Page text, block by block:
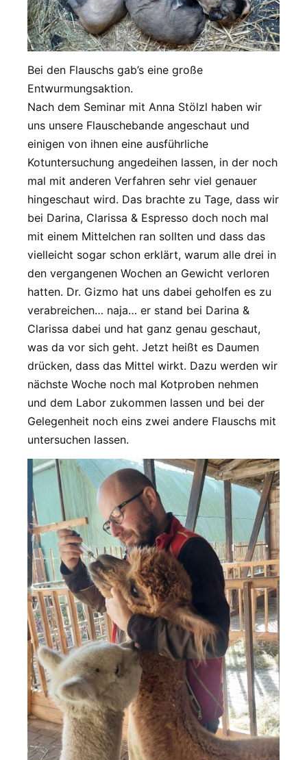
Bei den Flauschs gab’s eine große
Entwurmungsaktion.
Nach dem Seminar mit Anna Stölzl haben wir
uns unsere Flauschebande angeschaut und
einigen von ihnen eine ausführliche
Kotuntersuchung angedeihen lassen, in der noch
mal mit anderen Verfahren sehr viel genauer
hingeschaut wird. Das brachte zu Tage, dass wir
bei Darina, Clarissa & Espresso doch noch mal
mit einem Mittelchen ran sollten und dass das
vielleicht sogar schon erklärt, warum alle drei in
den vergangenen Wochen an Gewicht verloren
hatten. Dr. Gizmo hat uns dabei geholfen es zu
verabreichen… naja… er stand bei Darina &
Clarissa dabei und hat ganz genau geschaut,
was da vor sich geht. Jetzt heißt es Daumen
drücken, dass das Mittel wirkt. Dazu werden wir
nächste Woche noch mal Kotproben nehmen
und dem Labor zukommen lassen und bei der
Gelegenheit noch eins zwei andere Flauschs mit
untersuchen lassen.